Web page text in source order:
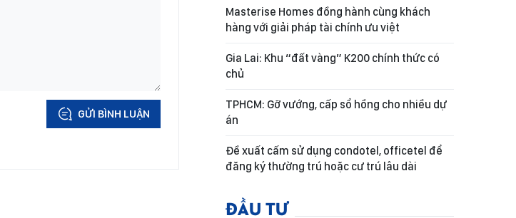
GỬI BÌNH LUẬN
Masterise Homes đồng hành cùng khách
hàng với giải pháp tài chính ưu việt
Gia Lai: Khu “đất vàng” K200 chính thức có
chủ
TPHCM: Gỡ vướng, cấp sổ hồng cho nhiều dự
án
Đề xuất cấm sử dụng condotel, officetel để
đăng ký thường trú hoặc cư trú lâu dài
ĐẦU TƯ